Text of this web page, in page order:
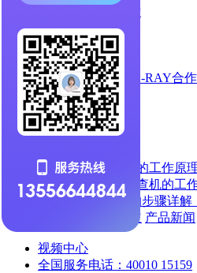
X-RAY检测图片
X-RAY出货动态 X-RAY合
新闻中心
新闻中心
X-ray检查机的工作原
X-ray在线检查机的工
X射线检测的步骤详解
行业报道 产品新闻
视频中心
全国服务电话：40010 15159